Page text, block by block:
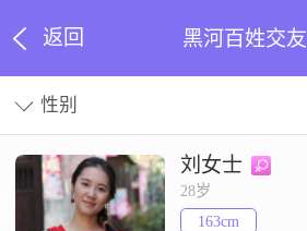
返回 黑河百姓交友
性别
刘女士
28岁
163cm